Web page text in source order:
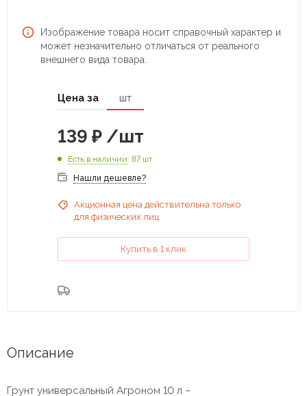
Изображение товара носит справочный характер и
может незначительно отличаться от реального
внешнего вида товара.
Цена за шт
139 ₽ /шт
Есть в наличии: 87 шт
Нашли дешевле?
Акционная цена действительна только
для физических лиц
Купить в 1 клик
Описание
Грунт универсальный Агроном 10 л –